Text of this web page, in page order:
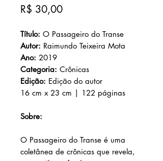
R$ 30,00Preço
Título: O Passageiro do Transe
Autor: Raimundo Teixeira Mota
Ano: 2019
Categoria: Crônicas
Edição: Edição do autor
16 cm x 23 cm | 122 páginas
Sobre:
O Passageiro do Transe é uma
coletânea de crônicas que revela,